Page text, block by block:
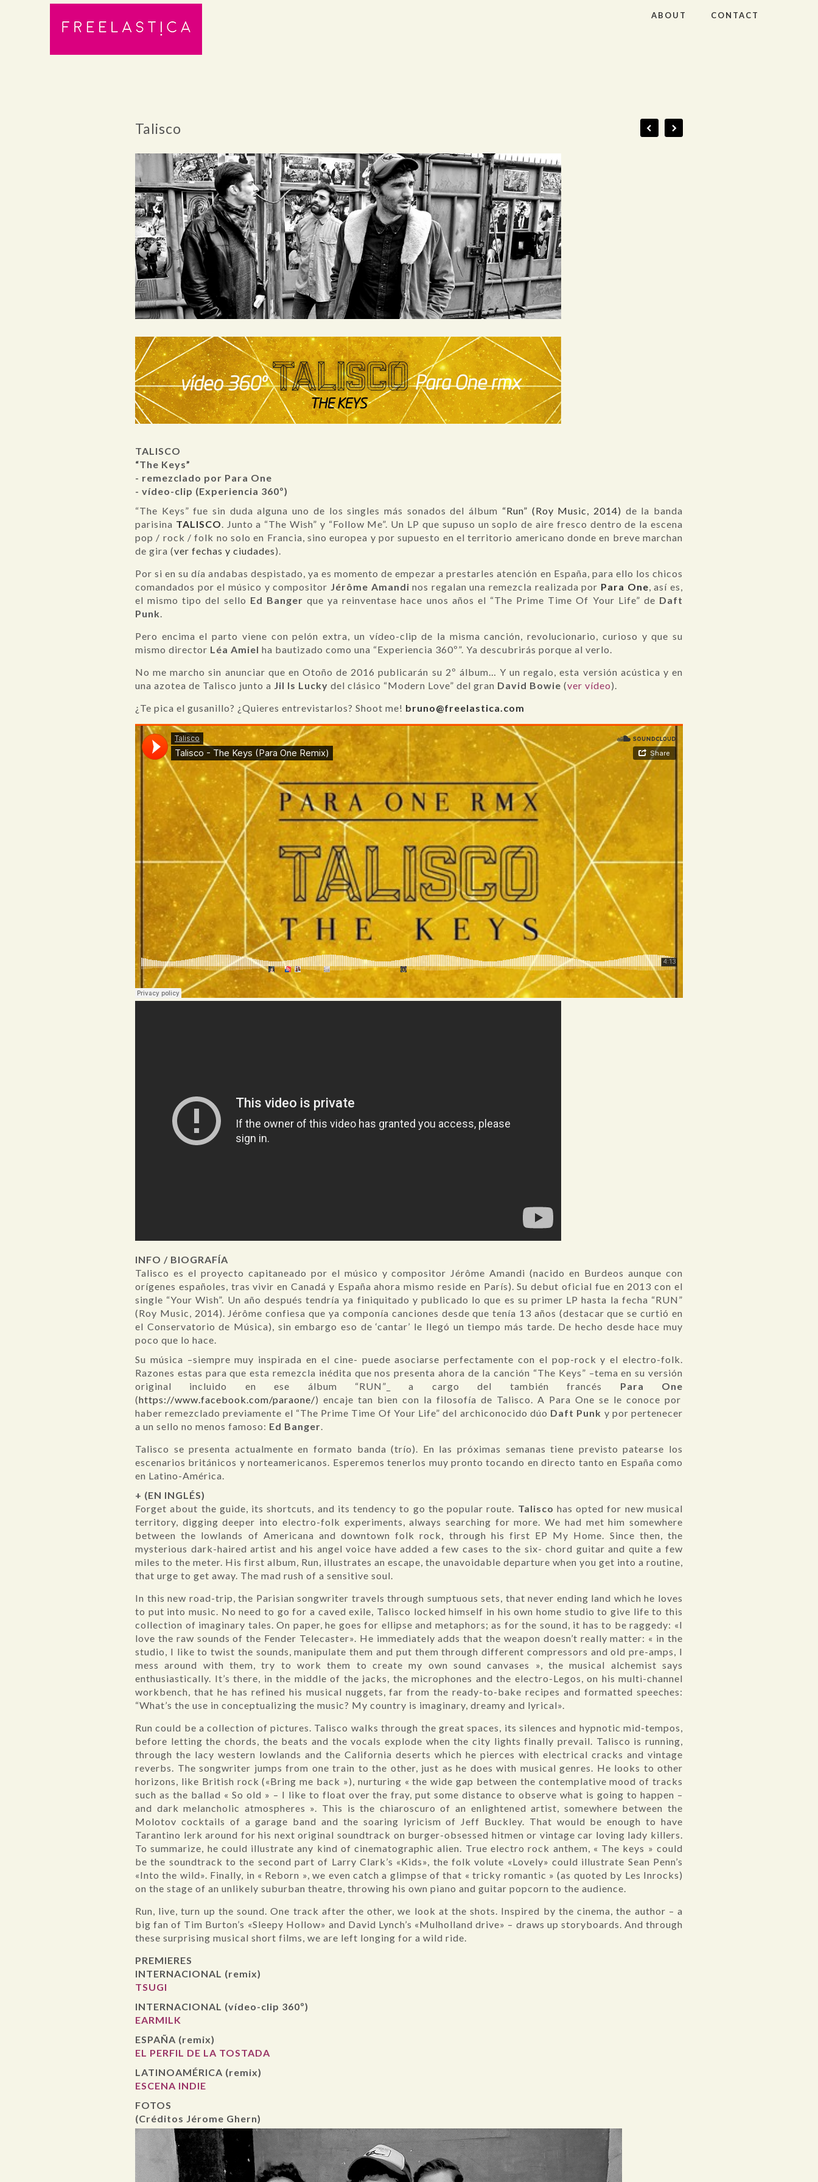
ABOUT CONTACT
Talisco
TALISCO
“The Keys”
- remezclado por Para One
- vídeo-clip (Experiencia 360º)
“The Keys” fue sin duda alguna uno de los singles más sonados del álbum “Run” (Roy Music, 2014) de la banda
parisina TALISCO . Junto a “The Wish” y “Follow Me”. Un LP que supuso un soplo de aire fresco dentro de la escena
pop / rock / folk no solo en Francia, sino europea y por supuesto en el territorio americano donde en breve marchan
de gira (ver fechas y ciudades).
Por si en su día andabas despistado, ya es momento de empezar a prestarles atención en España, para ello los chicos
comandados por el músico y compositor Jérôme Amandi nos regalan una remezcla realizada por Para One , así es,
el mismo tipo del sello Ed Banger que ya reinventase hace unos años el “The Prime Time Of Your Life” de Daft
Punk
Pero encima el parto viene con pelón extra, un vídeo-clip de la misma canción, revolucionario, curioso y que su
mismo director Léa Amiel ha bautizado como una “Experiencia 360º”. Ya descubrirás porque al verlo.
No me marcho sin anunciar que en Otoño de 2016 publicarán su 2º álbum… Y un regalo, esta versión acústica y en
una azotea de Talisco junto a Jil Is Lucky del clásico “Modern Love” del gran David Bowie (ver vídeo).
¿Te pica el gusanillo? ¿Quieres entrevistarlos? Shoot me! bruno@freelastica.com
INFO / BIOGRAFÍA
Talisco es el proyecto capitaneado por el músico y compositor Jérôme Amandi (nacido en Burdeos aunque con
orígenes españoles, tras vivir en Canadá y España ahora mismo reside en París). Su debut oficial fue en 2013 con el
single “Your Wish”. Un año después tendría ya finiquitado y publicado lo que es su primer LP hasta la fecha “RUN”
(Roy Music, 2014). Jérôme confiesa que ya componía canciones desde que tenía 13 años (destacar que se curtió en
el Conservatorio de Música), sin embargo eso de ‘cantar’ le llegó un tiempo más tarde. De hecho desde hace muy
poco que lo hace.
Su música –siempre muy inspirada en el cine- puede asociarse perfectamente con el pop-rock y el electro-folk.
Razones estas para que esta remezcla inédita que nos presenta ahora de la canción “The Keys” –tema en su versión
original incluido en ese álbum “RUN”_ a cargo del también francés Para One
(https://www.facebook.com/paraone/) encaje tan bien con la filosofía de Talisco. A Para One se le conoce por
haber remezclado previamente el “The Prime Time Of Your Life” del archiconocido dúo Daft Punk y por pertenecer
a un sello no menos famoso: Ed Banger
Talisco se presenta actualmente en formato banda (trío). En las próximas semanas tiene previsto patearse los
escenarios británicos y norteamericanos. Esperemos tenerlos muy pronto tocando en directo tanto en España como
en Latino-América.
+ (EN INGLÉS)
Forget about the guide, its shortcuts, and its tendency to go the popular route. Talisco has opted for new musical
territory, digging deeper into electro-folk experiments, always searching for more. We had met him somewhere
between the lowlands of Americana and downtown folk rock, through his first EP My Home. Since then, the
mysterious dark-haired artist and his angel voice have added a few cases to the six- chord guitar and quite a few
miles to the meter. His first album, Run, illustrates an escape, the unavoidable departure when you get into a routine,
that urge to get away. The mad rush of a sensitive soul.
In this new road-trip, the Parisian songwriter travels through sumptuous sets, that never ending land which he loves
to put into music. No need to go for a caved exile, Talisco locked himself in his own home studio to give life to this
collection of imaginary tales. On paper, he goes for ellipse and metaphors; as for the sound, it has to be raggedy: «I
love the raw sounds of the Fender Telecaster». He immediately adds that the weapon doesn’t really matter: « in the
studio, I like to twist the sounds, manipulate them and put them through different compressors and old pre-amps, I
mess around with them, try to work them to create my own sound canvases », the musical alchemist says
enthusiastically. It’s there, in the middle of the jacks, the microphones and the electro-Legos, on his multi-channel
workbench, that he has refined his musical nuggets, far from the ready-to-bake recipes and formatted speeches:
“What’s the use in conceptualizing the music? My country is imaginary, dreamy and lyrical».
Run could be a collection of pictures. Talisco walks through the great spaces, its silences and hypnotic mid-tempos,
before letting the chords, the beats and the vocals explode when the city lights finally prevail. Talisco is running,
through the lacy western lowlands and the California deserts which he pierces with electrical cracks and vintage
reverbs. The songwriter jumps from one train to the other, just as he does with musical genres. He looks to other
horizons, like British rock («Bring me back »), nurturing « the wide gap between the contemplative mood of tracks
such as the ballad « So old » – I like to float over the fray, put some distance to observe what is going to happen –
and dark melancholic atmospheres ». This is the chiaroscuro of an enlightened artist, somewhere between the
Molotov cocktails of a garage band and the soaring lyricism of Jeff Buckley. That would be enough to have
Tarantino lerk around for his next original soundtrack on burger-obsessed hitmen or vintage car loving lady killers.
To summarize, he could illustrate any kind of cinematographic alien. True electro rock anthem, « The keys » could
be the soundtrack to the second part of Larry Clark’s «Kids», the folk volute «Lovely» could illustrate Sean Penn’s
«Into the wild». Finally, in « Reborn », we even catch a glimpse of that « tricky romantic » (as quoted by Les Inrocks)
on the stage of an unlikely suburban theatre, throwing his own piano and guitar popcorn to the audience.
Run, live, turn up the sound. One track after the other, we look at the shots. Inspired by the cinema, the author – a
big fan of Tim Burton’s «Sleepy Hollow» and David Lynch’s «Mulholland drive» – draws up storyboards. And through
these surprising musical short films, we are left longing for a wild ride.
PREMIERES
INTERNACIONAL (remix)
TSUGI
INTERNACIONAL (vídeo-clip 360º)
EARMILK
ESPAÑA (remix)
EL PERFIL DE LA TOSTADA
LATINOAMÉRICA (remix)
ESCENA INDIE
FOTOS
(Créditos Jérome Ghern)